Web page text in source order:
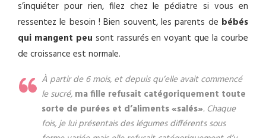
s’inquiéter pour rien, filez chez le pédiatre si vous en
ressentez le besoin ! Bien souvent, les parents de bébés
qui mangent peu sont rassurés en voyant que la courbe
de croissance est normale.
À partir de 6 mois, et depuis qu’elle avait commencé
le sucré, ma fille refusait catégoriquement toute
sorte de purées et d’aliments «salés». Chaque
fois, je lui présentais des légumes différents sous